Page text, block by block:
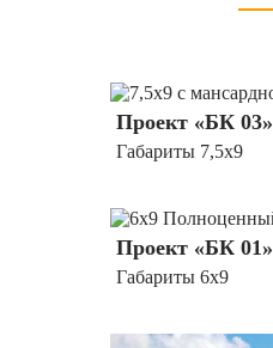
Проект «БК 03»
Габариты 7,5х9
Проект «БК 01»
Габариты 6х9